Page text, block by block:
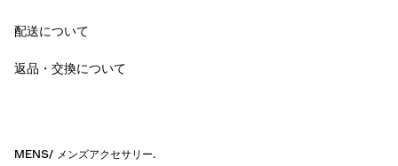
配送について
返品・交換について
MENS/ メンズアクセサリー.